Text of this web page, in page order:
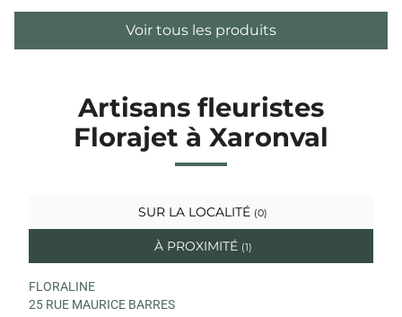
Voir tous les produits
Artisans fleuristes
Florajet à Xaronval
SUR LA LOCALITÉ (0)
À PROXIMITÉ (1)
FLORALINE
25 RUE MAURICE BARRES